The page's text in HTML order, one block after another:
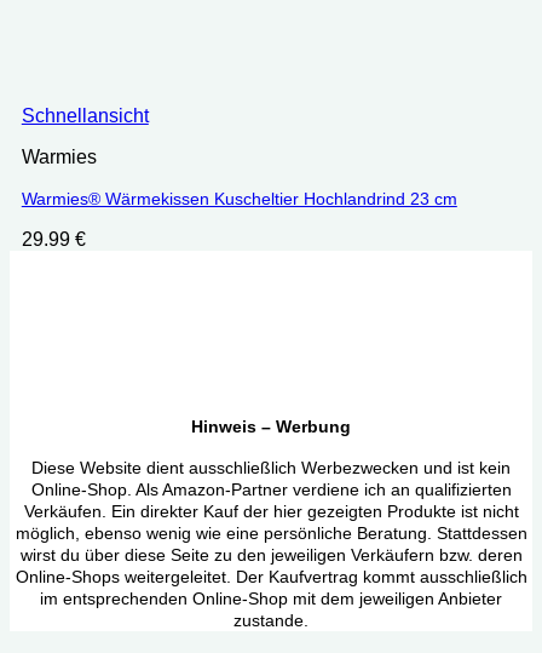
Schnellansicht
Warmies
Warmies® Wärmekissen Kuscheltier Hochlandrind 23 cm
29.99 €
Hinweis – Werbung
Diese Website dient ausschließlich Werbezwecken und ist kein
Online-Shop. Als Amazon-Partner verdiene ich an qualifizierten
Verkäufen. Ein direkter Kauf der hier gezeigten Produkte ist nicht
möglich, ebenso wenig wie eine persönliche Beratung. Stattdessen
wirst du über diese Seite zu den jeweiligen Verkäufern bzw. deren
Online-Shops weitergeleitet. Der Kaufvertrag kommt ausschließlich
im entsprechenden Online-Shop mit dem jeweiligen Anbieter
zustande.